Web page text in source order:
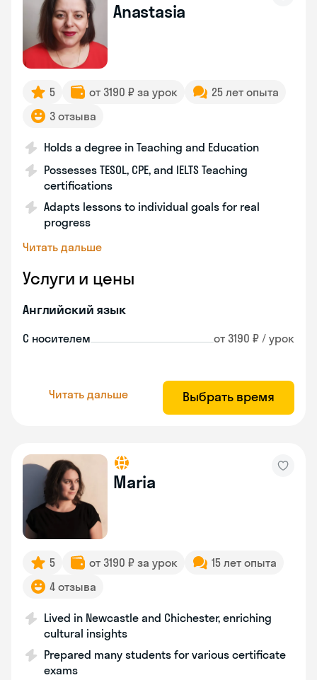
Anastasia
5 от 3190 ₽ за урок
25 лет опыта
3 отзыва
Holds a degree in Teaching and Education
Possesses TESOL, CPE, and IELTS Teaching
certifications
Adapts lessons to individual goals for real
progress
Читать дальше
Услуги и цены
Английский язык
С носителем от 3190 ₽ / урок
Читать дальше Выбрать время
Maria
5 от 3190 ₽ за урок
15 лет опыта
4 отзыва
Lived in Newcastle and Chichester, enriching
cultural insights
Prepared many students for various certificate
exams